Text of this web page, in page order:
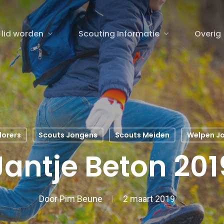
lid worden Scouting Informatie Overig
Scouts Jongens Scouts Meiden Welpen
Beton
DoorPim Beune 2 maart 2019